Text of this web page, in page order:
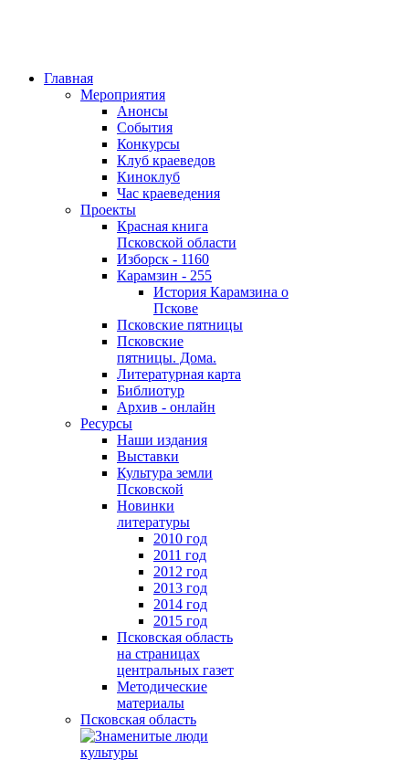
Главная
Мероприятия
Анонсы
События
Конкурсы
Клуб краеведов
Киноклуб
Час краеведения
Проекты
Красная книга
Псковской области
Изборск - 1160
Карамзин - 255
История Карамзина о
Пскове
Псковские пятницы
Псковские
пятницы. Дома.
Литературная карта
Библиотур
Архив - онлайн
Ресурсы
Наши издания
Выставки
Культура земли
Псковской
Новинки
литературы
2010 год
2011 год
2012 год
2013 год
2014 год
2015 год
Псковская область
на страницах
центральных газет
Методические
материалы
Псковская область